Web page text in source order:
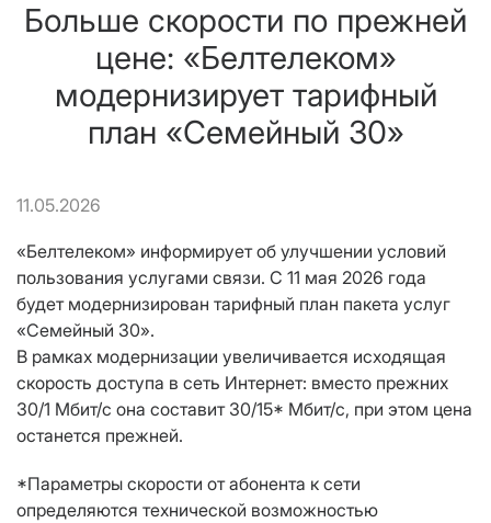
Больше скорости по прежней
цене: «Белтелеком»
модернизирует тарифный
план «Семейный 30»
11.05.2026
«Белтелеком» информирует об улучшении условий
пользования услугами связи. С 11 мая 2026 года
будет модернизирован тарифный план пакета услуг
«Семейный 30».
В рамках модернизации увеличивается исходящая
скорость доступа в сеть Интернет: вместо прежних
30/1 Мбит/с она составит 30/15* Мбит/с, при этом цена
останется прежней.
*Параметры скорости от абонента к сети
определяются технической возможностью